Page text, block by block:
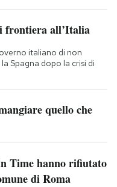
frontiera all’Italia
italiano di non
Spagna dopo la crisi di
quello che
Time hanno rifiutato
di Roma